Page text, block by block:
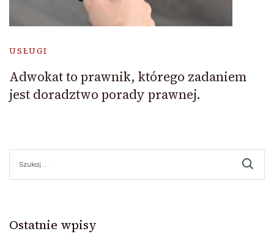
USŁUGI
Adwokat to prawnik, którego zadaniem
jest doradztwo porady prawnej.
Ostatnie wpisy